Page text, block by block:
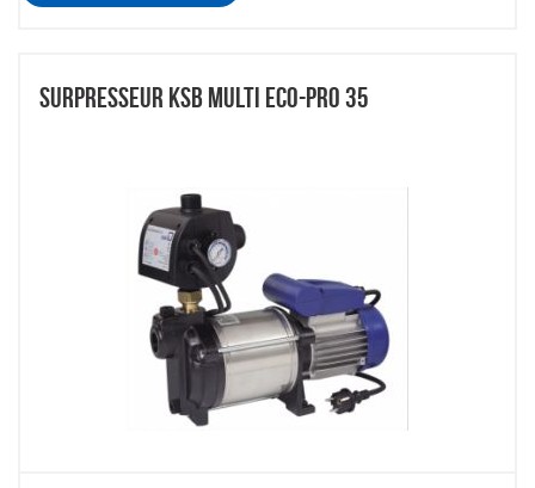
SURPRESSEUR KSB MULTI ECO-PRO 35